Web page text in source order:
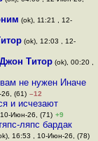
(ok), 11:21 , 12-
(ok), 12:03 , 12-
Джон Титор(ok), 00:20 ,
не нужен Иначе
(61) –12
и исчезают
Июн-26, (71) +9
ляпс бардак
16:53 , 10-Июн-26, (78)